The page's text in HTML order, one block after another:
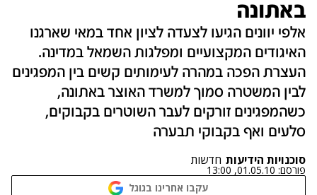
באתונה
אלפי יוונים הגיעו לצעדה לציון אחד במאי שארגנו
האיגודים המקצועיים ומפלגות השמאל במדינה.
העצרת הפכה במהרה לעימותים קשים בין המפגינים
לבין המשטרה סמוך למשרד האוצר באתונה,
כשהמפגינים זורקים לעבר השוטרים בקבוקים,
סלעים ואף בקבוקי תבערה
סוכנויות הידיעות חדשות
פורסם: 01.05.10, 13:00
עקבו אחרינו בגוגל